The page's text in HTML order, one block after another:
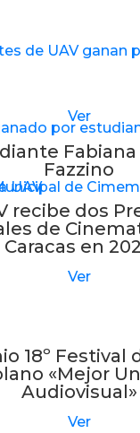
Ver
Fabiana
Fazzino
recibe dos
de
Caracas en
Ver
18º Festival
«Mejor
Audiovisual»
Ver